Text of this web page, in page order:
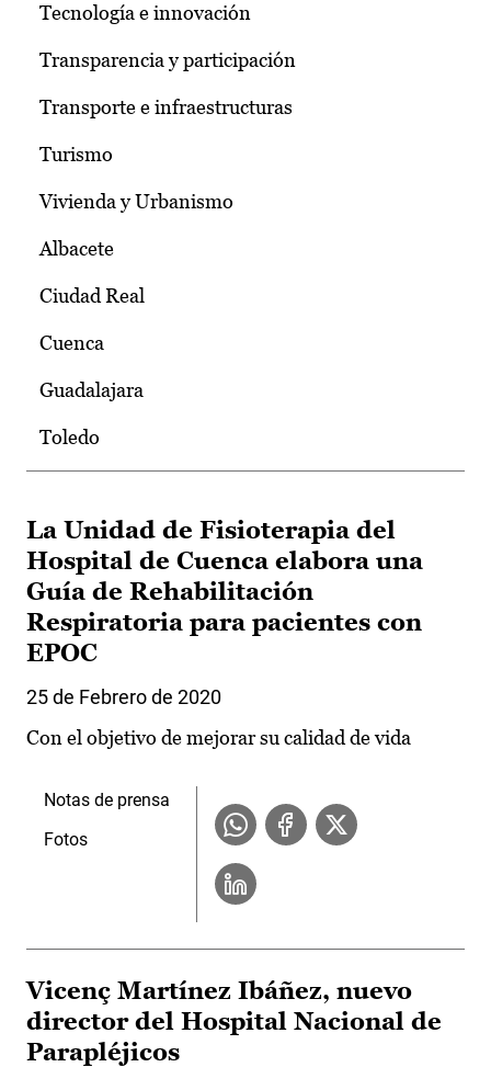
Tecnología e innovación
Transparencia y participación
Transporte e infraestructuras
Turismo
Vivienda y Urbanismo
Albacete
Ciudad Real
Cuenca
Guadalajara
Toledo
La Unidad de Fisioterapia del
Hospital de Cuenca elabora una
Guía de Rehabilitación
Respiratoria para pacientes con
EPOC
25 de Febrero de 2020
Con el objetivo de mejorar su calidad de vida
Notas de prensa
Fotos
Vicenç Martínez Ibáñez, nuevo
director del Hospital Nacional de
Parapléjicos